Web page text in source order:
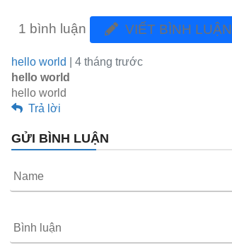
1 bình luận VIẾT BÌNH LUẬN
hello world
| 4 tháng trước
hello world
hello world
Trả lời
GỬI BÌNH LUẬN
Name
Bình luận